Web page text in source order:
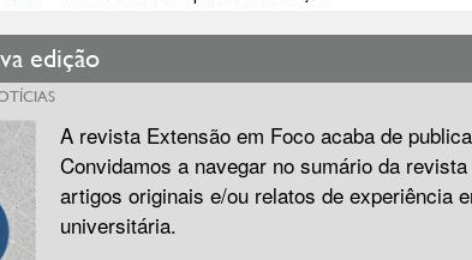
edição
A revista Extensão em Foco acaba de
Convidamos a navegar no sumário da
artigos originais e/ou relatos de experiência
universitária.